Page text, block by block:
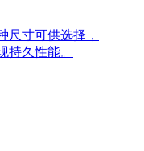
尺寸可供选择，
持久性能。